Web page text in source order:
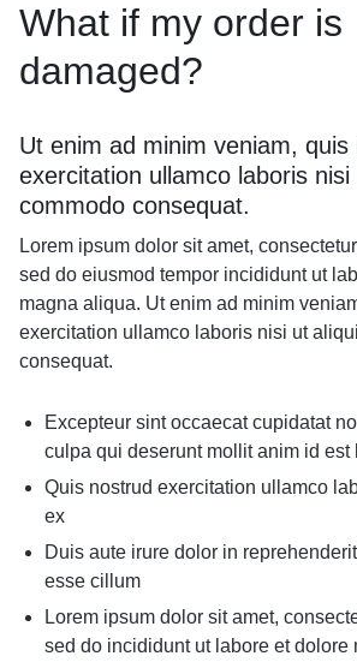
What if my order is
damaged?
Ut enim ad minim veniam, quis
exercitation ullamco laboris
commodo consequat.
Lorem ipsum dolor sit amet,
sed do eiusmod tempor incididunt ut
magna aliqua. Ut enim ad minim
exercitation ullamco laboris nisi ut
consequat.
Excepteur sint occaecat cupidatat
culpa qui deserunt mollit anim id est
Quis nostrud exercitation ullamco
ex
Duis aute irure dolor in
esse cillum
Lorem ipsum dolor sit amet,
sed do incididunt ut labore et dolore